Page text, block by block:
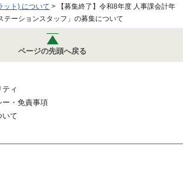
ット) について > 【募集終了】令和8年度 人事課会計年
テーションスタッフ」の募集について
ページの先頭へ戻る
ィ
ー・免責事項
いて